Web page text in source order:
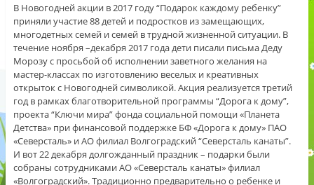
В Новогодней акции в 2017 году “Подарок каждому ребенку”
приняли участие 88 детей и подростков из замещающих,
многодетных семей и семей в трудной жизненной ситуации. В
течение ноября –декабря 2017 года дети писали письма Деду
Морозу с просьбой об исполнении заветного желания на
мастер-классах по изготовлению веселых и креативных
открыток с Новогодней символикой. Акция реализуется третий
год в рамках благотворительной программы “Дорога к дому”,
проекта “Ключи мира” фондасоциальной помощи «Планета
Детства» при финансовой поддержке БФ «Дорога к дому» ПАО
«Северсталь» и АО филиал Волгоградский “Северсталь канаты”.
И вот 22 декабря долгожданный праздник – подарки были
собраны сотрудниками АО «Северсталь канаты» филиал
«Волгоградский». Традиционно предварительно о ребенке и